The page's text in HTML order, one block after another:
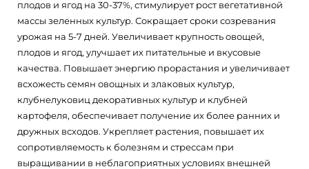
плодов и ягод на 30-37%, стимулирует рост вегетативной
массы зеленных культур. Сокращает сроки созревания
урожая на 5-7 дней. Увеличивает крупность овощей,
плодов и ягод, улучшает их питательные и вкусовые
качества. Повышает энергию прорастания и увеличивает
всхожесть семян овощных и злаковых культур,
клубнелуковиц декоративных культур и клубней
картофеля, обеспечивает получение их более ранних и
дружных всходов. Укрепляет растения, повышает их
сопротивляемость к болезням и стрессам при
выращивании в неблагоприятных условиях внешней